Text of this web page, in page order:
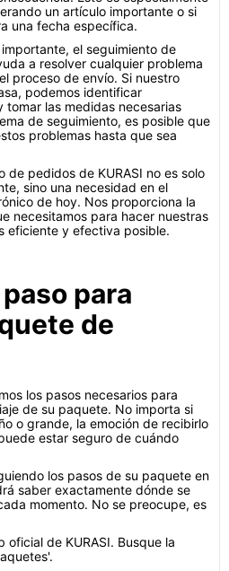
un artículo importante o si
una fecha específica.
el seguimiento de
a resolver cualquier problema
proceso de envío. Si nuestro
podemos identificar
tomar las medidas necesarias
de seguimiento, es posible que
problemas hasta que sea
de pedidos de KURASI no es solo
sino una necesidad en el
de hoy. Nos proporciona la
necesitamos para hacer nuestras
eficiente y efectiva posible.
para
de
los pasos necesarios para
de su paquete. No importa si
o grande, la emoción de recibirlo
estar seguro de cuándo
los pasos de su paquete en
saber exactamente dónde se
momento. No se preocupe, es
oficial de KURASI. Busque la